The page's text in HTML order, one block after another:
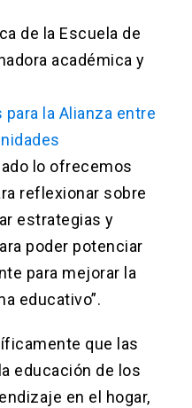
de la Escuela de
académica y
la Alianza entre
lo ofrecemos
reflexionar sobre
estrategias y
poder potenciar
para mejorar la
educativo”.
que las
educación de los
en el hogar,